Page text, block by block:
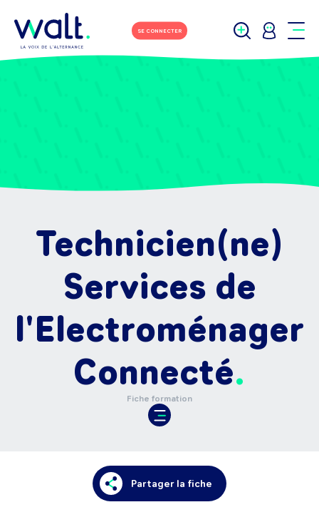
SE CONNECTER
Technicien(ne)
Services de
l'Electroménager
Connecté
Fiche formation
Partager la fiche